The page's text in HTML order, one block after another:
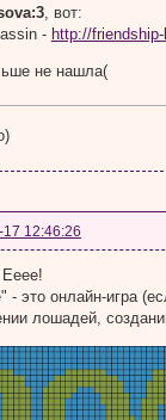
, вот:
- http://
не нашла(
12:46:26
- это онлайн-игра
лошадей,